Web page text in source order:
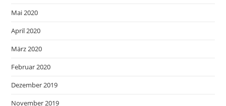
Mai 2020
April 2020
März 2020
Februar 2020
Dezember 2019
November 2019